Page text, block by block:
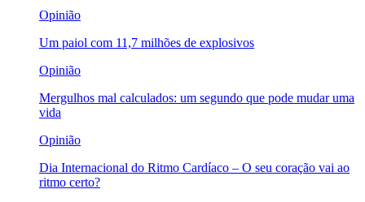
Opinião
Um paiol com 11,7 milhões de explosivos
Opinião
Mergulhos mal calculados: um segundo que pode mudar uma
vida
Opinião
Dia Internacional do Ritmo Cardíaco – O seu coração vai ao
ritmo certo?